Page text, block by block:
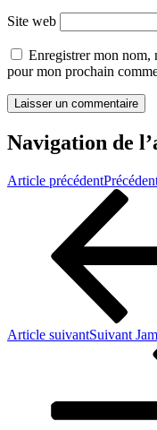
Site web
Enregistrer mon nom,
pour mon prochain
Navigation de
Article précédent
Article suivantSuivant